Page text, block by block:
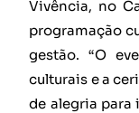
Vivência, no
programação
gestão. “O
culturais e a
de alegria para